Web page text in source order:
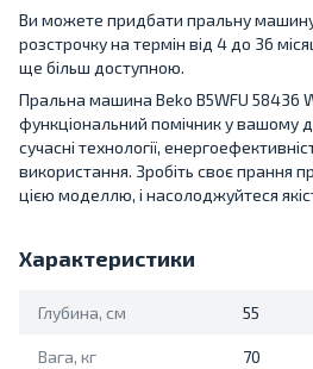
Ви можете придбати пральну машину
розстрочку на термін від 4 до 36
ще більш доступною.
Пральна машина Beko B5WFU 58436
функціональний помічник у вашому
сучасні технології,
використання. Зробіть своє прання
цією моделлю, і насолоджуйтеся
Характеристики
Глубина, см 55
Вага, кг 70